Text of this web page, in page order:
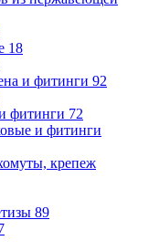
18
и фитинги 92
фитинги 72
и фитинги
крепеж
89